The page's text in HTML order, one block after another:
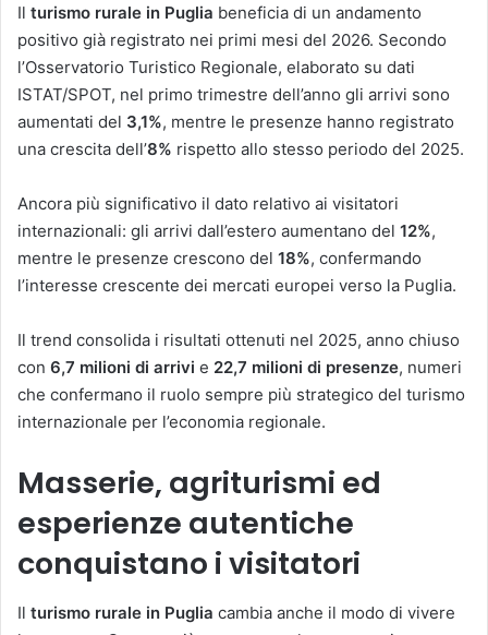
Il turismo rurale in Puglia beneficia di un andamento
positivo già registrato nei primi mesi del 2026. Secondo
l’Osservatorio Turistico Regionale, elaborato su dati
ISTAT/SPOT, nel primo trimestre dell’anno gli arrivi sono
aumentati del 3,1%, mentre le presenze hanno registrato
una crescita dell’8% rispetto allo stesso periodo del 2025.
Ancora più significativo il dato relativo ai visitatori
internazionali: gli arrivi dall’estero aumentano del 12%,
mentre le presenze crescono del 18%, confermando
l’interesse crescente dei mercati europei verso la Puglia.
Il trend consolida i risultati ottenuti nel 2025, anno chiuso
con 6,7 milioni di arrivi e 22,7 milioni di presenze, numeri
che confermano il ruolo sempre più strategico del turismo
internazionale per l’economia regionale.
Masserie, agriturismi ed
esperienze autentiche
conquistano i visitatori
Il turismo rurale in Puglia cambia anche il modo di vivere